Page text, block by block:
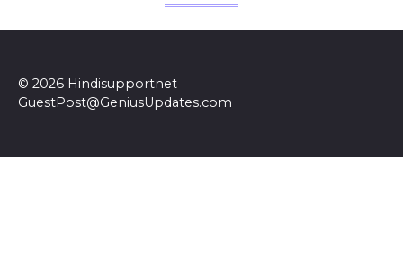
© 2026 Hindisupportnet
GuestPost@GeniusUpdates.com